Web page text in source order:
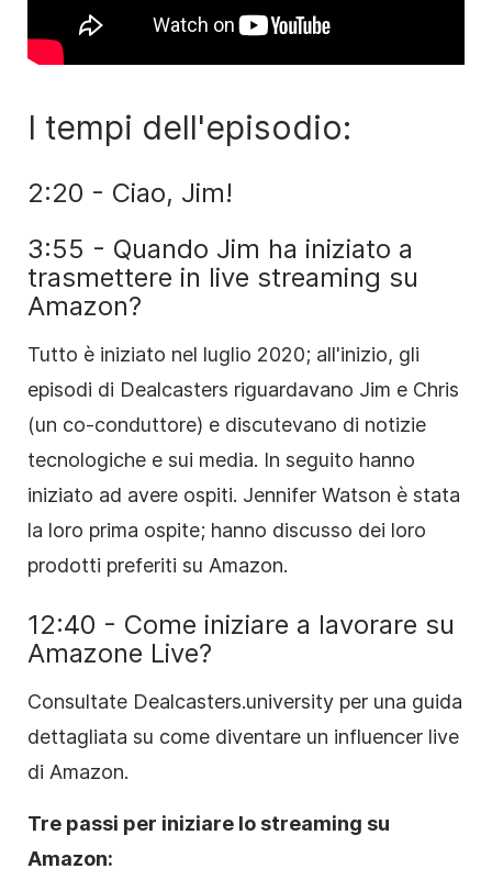
I tempi dell'episodio:
2:20 - Ciao, Jim!
3:55 - Quando Jim ha iniziato a
trasmettere in live streaming su
Amazon?
Tutto è iniziato nel luglio 2020; all'inizio, gli
episodi di Dealcasters riguardavano Jim e Chris
(un co-conduttore) e discutevano di notizie
tecnologiche e sui media. In seguito hanno
iniziato ad avere ospiti. Jennifer Watson è stata
la loro prima ospite; hanno discusso dei loro
prodotti preferiti su Amazon.
12:40 - Come iniziare a lavorare su
Amazone Live?
Consultate Dealcasters.university per una guida
dettagliata su come diventare un influencer live
di Amazon.
Tre passi per iniziare lo streaming su
Amazon: